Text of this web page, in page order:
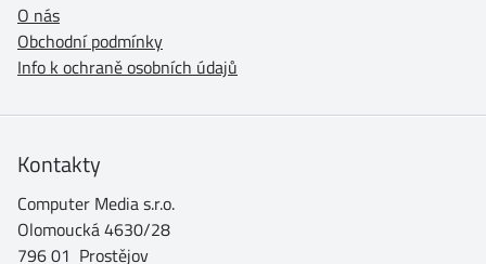
O nás
Obchodní podmínky
Info k ochraně osobních údajů
Kontakty
Computer Media s.r.o.
Olomoucká 4630/28
796 01 Prostějov